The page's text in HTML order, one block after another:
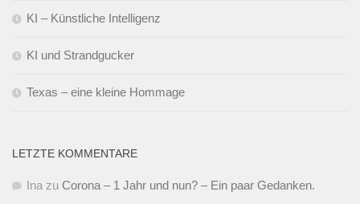
KI – Künstliche Intelligenz
KI und Strandgucker
Texas – eine kleine Hommage
LETZTE KOMMENTARE
Ina zu Corona – 1 Jahr und nun? – Ein paar Gedanken.